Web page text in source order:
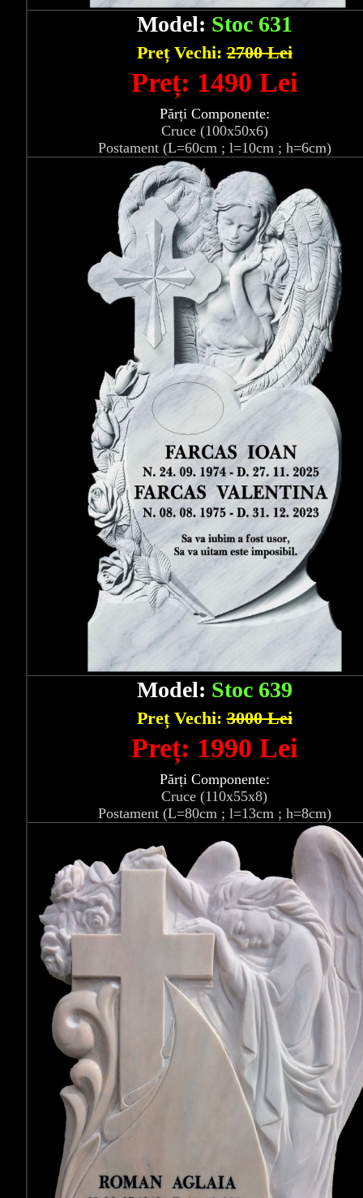
Model: Stoc 631
Preț Vechi:2700 Lei
Preț: 1490 Lei
Părți Componente:
Cruce (100x50x6)
Postament (L=60cm ; l=10cm ; h=6cm)
Model: Stoc 639
Preț Vechi:3000 Lei
Preț: 1990 Lei
Părți Componente:
Cruce (110x55x8)
Postament (L=80cm ; l=13cm ; h=8cm)